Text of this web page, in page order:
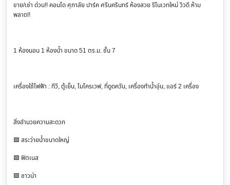
ขาย/เช่า ด่วน!! คอนโด ศุภาลัย ปาร์ค ศรีนครินทร์ ห้องสวย รีโนเวทใหม่ วิวดี ห้าม
พลาด!!
1 ห้องนอน 1 ห้องน้ำ ขนาด 51 ตร.ม. ชั้น 7
เครื่องใช้ไฟฟ้า : ทีวี, ตู้เย็น, ไมโครเวฟ, ที่ดูดควัน, เครื่องทำน้ำอุ่น, แอร์ 2 เครื่อง
สิ่งอำนวยความสะดวก
🟪 สระว่ายน้ำขนาดใหญ่
🟪 ฟิตเนส
🟪 ซาวน่า